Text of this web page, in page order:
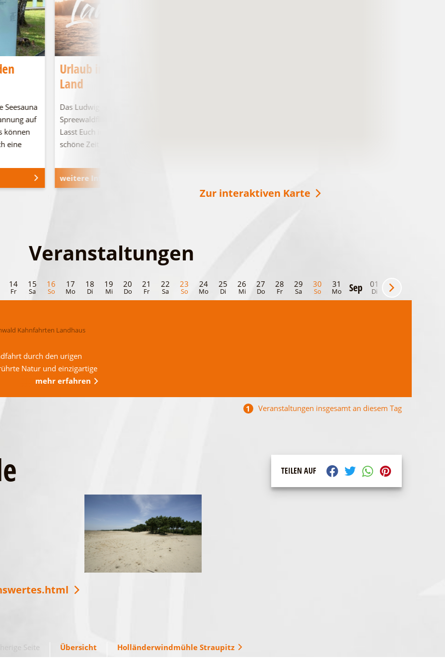
Seesauna
auf
können
eine
Urlaub im Ludwig-Leichhardt-
Land
Das Ludwig-Leichhardt-Land an den
Spreewaldfließen, den Seen und in der Heide.
Lasst Euch inspirieren und verbringt eine
schöne Zeit bei …
weitere Informationen
Zur interaktiven Karte
Veranstaltungen
14
Fr
15
Sa
16
So
17
Mo
18
Di
19
Mi
20
Do
21
Fr
22
Sa
23
So
24
Mo
25
Di
26
Mi
27
Do
28
Fr
29
Sa
30
So
31
Mo Sep 01
Di
02
Mi
Kahnfahrten Landhaus
durch den urigen
Natur und einzigartige
mehr erfahren
1 Veranstaltungen insgesamt an diesem Tag
TEILEN AUF
Seite Übersicht Holländerwindmühle Straupitz